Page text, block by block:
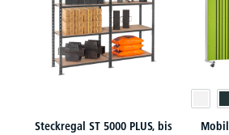
Steckregal ST 5000 PLUS, bis